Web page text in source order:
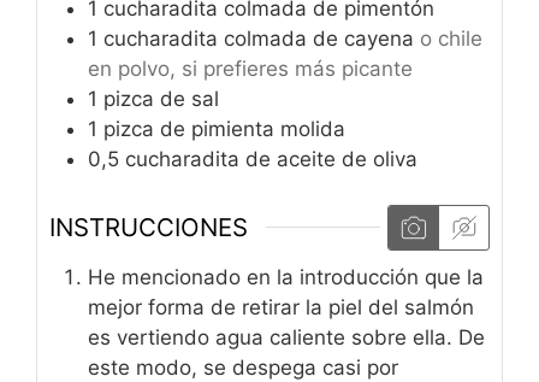
1 cucharadita colmada de pimentón
1 cucharadita colmada de cayena o chile
en polvo, si prefieres más picante
1 pizca de sal
1 pizca de pimienta molida
0,5 cucharadita de aceite de oliva
INSTRUCCIONES
He mencionado en la introducción que la
mejor forma de retirar la piel del salmón
es vertiendo agua caliente sobre ella. De
este modo, se despega casi por